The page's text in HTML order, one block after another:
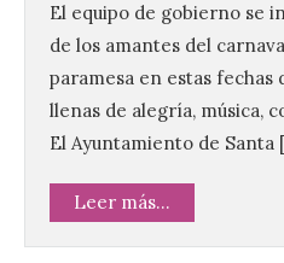
El equipo de gobierno se
de los amantes del
paramesa en estas fechas
llenas de alegría, música,
El Ayuntamiento de Santa
Leer más...